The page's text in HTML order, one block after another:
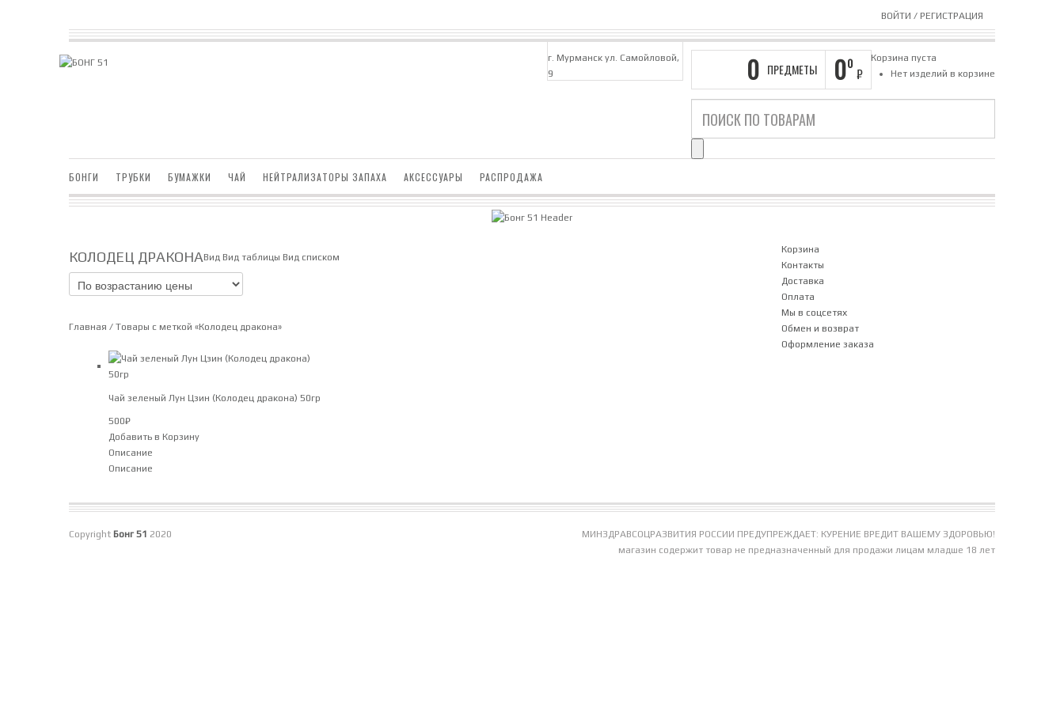
ВОЙТИ / РЕГИСТРАЦИЯ
0 ПРЕДМЕТЫ 00
₽
Корзина пуста
Нет изделий в корзине
г. Мурманск ул. Самойловой,
9
БОНГИ ТРУБКИ БУМАЖКИ ЧАЙ НЕЙТРАЛИЗАТОРЫ ЗАПАХА АКСЕССУАРЫ РАСПРОДАЖА
КОЛОДЕЦ ДРАКОНАВид Вид таблицы Вид списком
Главная / Товары с меткой «Колодец дракона»
Чай зеленый Лун Цзин (Колодец дракона) 50гр
500₽
Добавить в Корзину
Описание
Описание
Корзина
Контакты
Доставка
Оплата
Мы в соцсетях
Обмен и возврат
Оформление заказа
Copyright Бонг 51 2020
МИНЗДРАВСОЦРАЗВИТИЯ РОССИИ ПРЕДУПРЕЖДАЕТ: КУРЕНИЕ ВРЕДИТ ВАШЕМУ ЗДОРОВЬЮ!
магазин содержит товар не предназначенный для продажи лицам младше 18 лет